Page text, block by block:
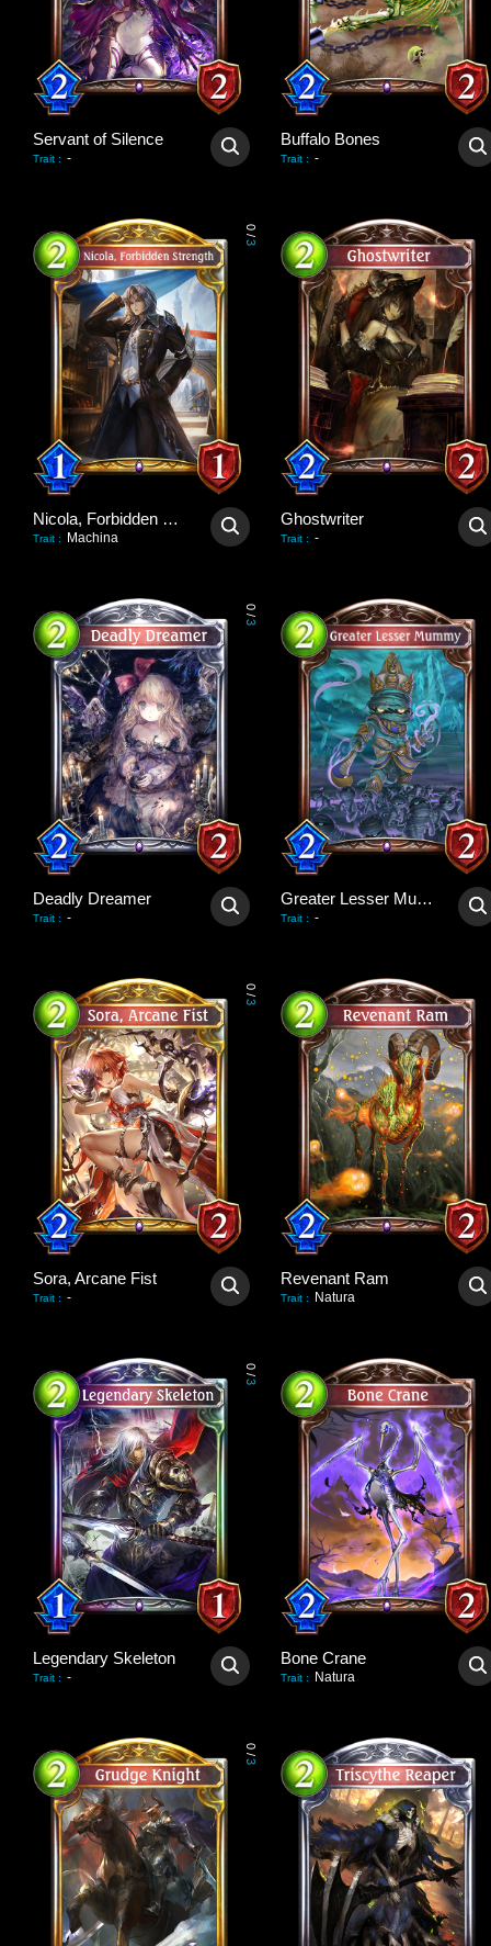
Servant of Silence
Trait : -
Buffalo Bones
Trait : -
0
/
3
Nicola, Forbidden Strength
Trait : Machina
Ghostwriter
Trait : -
0
/
3
Deadly Dreamer
Trait : -
Greater Lesser Mummy
Trait : -
0
/
3
Sora, Arcane Fist
Trait : -
Revenant Ram
Trait : Natura
0
/
3
Legendary Skeleton
Trait : -
Bone Crane
Trait : Natura
0
/
3